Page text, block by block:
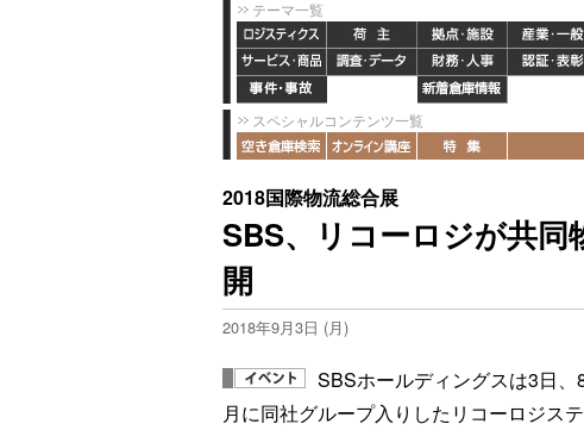
テーマ一覧
スペシャルコンテンツ一覧
2018国際物流総合展
SBS、リコーロジが共
開
2018年9月3日 (月)
SBSホールディングスは3日、
月に同社グループ入りしたリコーロジステ